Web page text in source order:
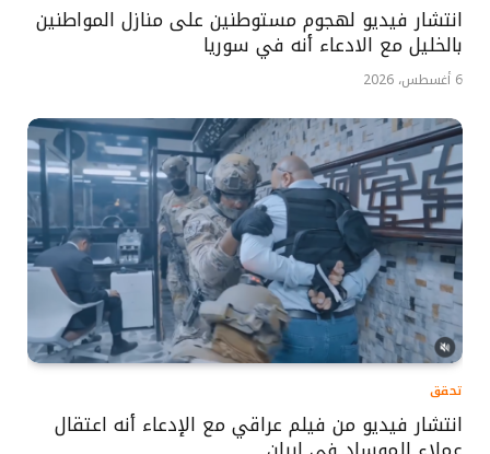
انتشار فيديو لهجوم مستوطنين على منازل المواطنين
بالخليل مع الادعاء أنه في سوريا
6 أغسطس، 2026
تحقق
انتشار فيديو من فيلم عراقي مع الإدعاء أنه اعتقال